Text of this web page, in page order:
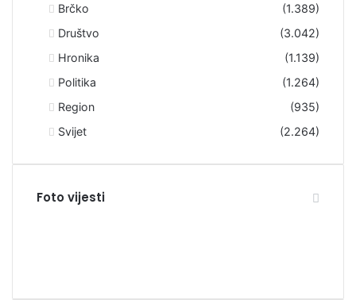
Brčko
(1.389)
Društvo
(3.042)
Hronika
(1.139)
Politika
(1.264)
Region
(935)
Svijet
(2.264)
Foto vijesti